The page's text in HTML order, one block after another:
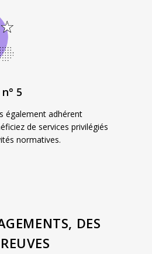
5
également adhérent
de services privilégiés
normatives.
DES